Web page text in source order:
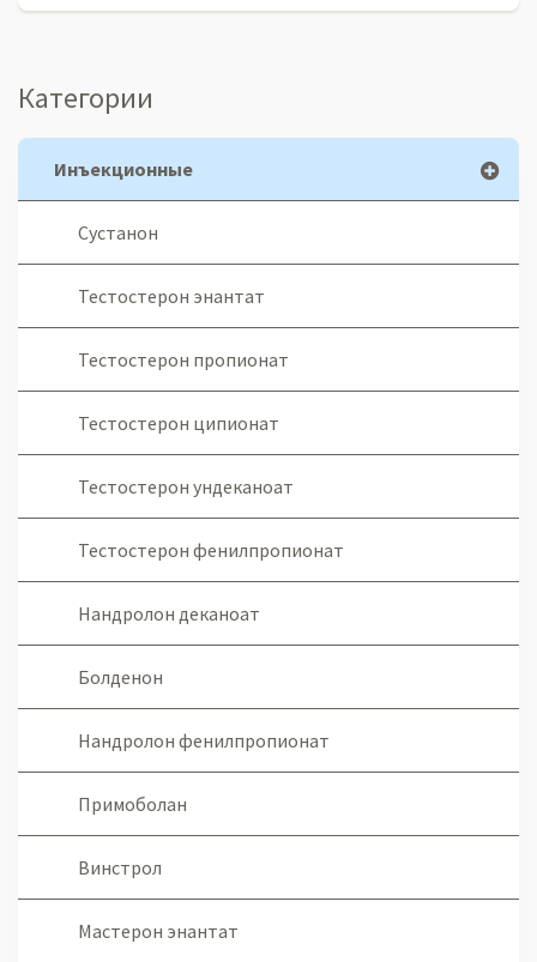
Категории
Инъекционные
Сустанон
Тестостерон энантат
Тестостерон пропионат
Тестостерон ципионат
Тестостерон ундеканоат
Тестостерон фенилпропионат
Нандролон деканоат
Болденон
Нандролон фенилпропионат
Примоболан
Винстрол
Мастерон энантат